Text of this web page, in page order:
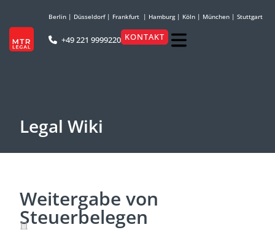
Berlin | Düsseldorf| Frankfurt | Hamburg| Köln | München | Stuttgart
+49 221 9999220 KONTAKT
Legal Wiki
Weitergabe von
Steuerbelegen